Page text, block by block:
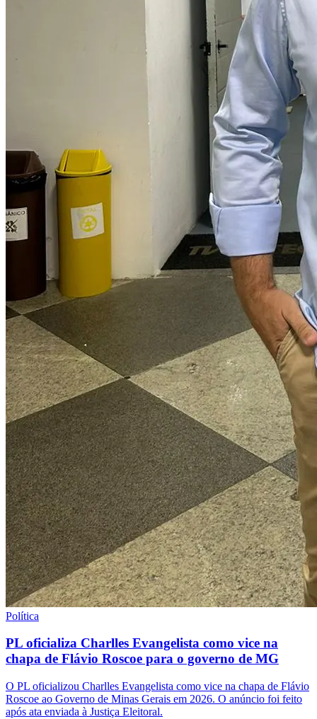
Política
PL oficializa Charlles Evangelista como vice na
chapa de Flávio Roscoe para o governo de MG
O PL oficializou Charlles Evangelista como vice na chapa de Flávio
Roscoe ao Governo de Minas Gerais em 2026. O anúncio foi feito
após ata enviada à Justiça Eleitoral.